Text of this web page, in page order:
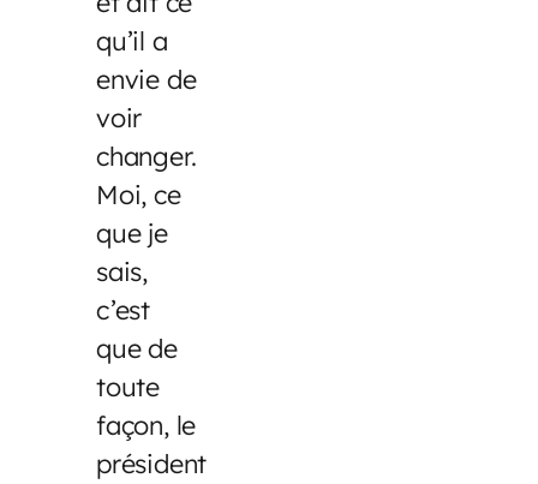
qu’il a
envie de
voir
changer.
Moi, ce
que je
sais,
c’est
que de
toute
façon, le
président